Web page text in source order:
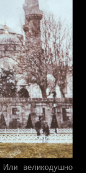
Или великодушно